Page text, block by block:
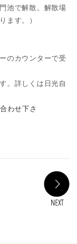
池で解散。解散場
ます。）
のカウンターで受
。詳しくは日光自
わせ下さ